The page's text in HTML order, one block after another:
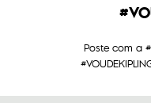
Poste com a